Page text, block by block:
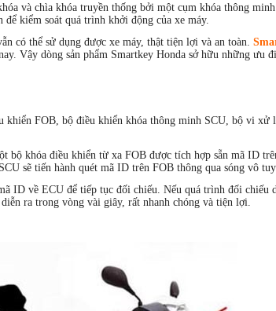
và chìa khóa truyền thống bởi một cụm khóa thông
kiểm soát quá trình khởi động của xe máy.
có thể sử dụng được xe máy, thật tiện lợi và an toàn.
Vậy dòng sản phẩm Smartkey Honda sở hữu những ưu
FOB, bộ điều khiển khóa thông minh SCU, bộ vi
bộ khóa điều khiển từ xa FOB được tích hợp sẵn mã ID
sẽ tiến hành quét mã ID trên FOB thông qua sóng vô
ID về ECU để tiếp tục đối chiếu. Nếu quá trình đối chiếu
ra trong vòng vài giây, rất nhanh chóng và tiện lợi.